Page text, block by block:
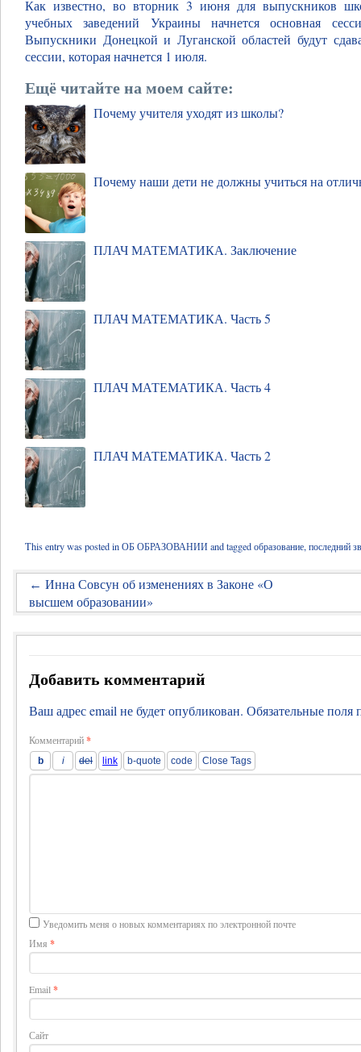
Как известно, во вторник 3 июня для выпускников
учебных заведений Украины начнется основная
Выпускники Донецкой и Луганской областей будут
сессии, которая начнется 1 июля.
Ещё читайте на моем сайте:
Почему учителя уходят из школы?
Почему наши дети не должны учиться на
ПЛАЧ МАТЕМАТИКА. Заключение
ПЛАЧ МАТЕМАТИКА. Часть 5
ПЛАЧ МАТЕМАТИКА. Часть 4
ПЛАЧ МАТЕМАТИКА. Часть 2
This entry was posted inОБ ОБРАЗОВАНИИand taggedобразование, последний
← Инна Совсун об изменениях в Законе «О
высшем образовании»
Добавить комментарий
Ваш адрес email не будет опубликован. Обязательные
Комментарий*
Уведомить меня о новых комментариях по электронной почте
Имя *
Email *
Сайт